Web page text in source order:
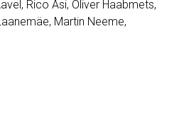
Rico Asi, Oliver Haabmets,
Martin Neeme,